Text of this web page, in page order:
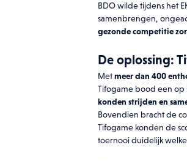
BDO wilde tijdens het
samenbrengen,
gezonde competitie
De oplossing:
Metmeer dan 400
Tifogame bood een op
konden strijden en
Bovendien bracht de
Tifogame konden de
toernooi duidelijk